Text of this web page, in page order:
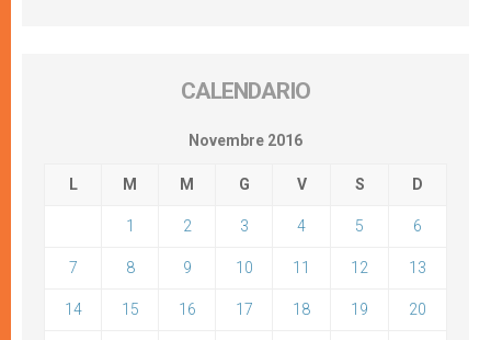
CALENDARIO
Novembre 2016
L M M G V S D
1 2 3 4 5 6
7 8 9 10 11 12 13
14 15 16 17 18 19 20